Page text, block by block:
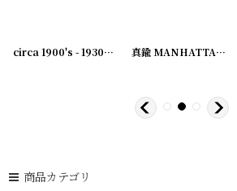
12] circa 1900's - 1930's Advertising Clip BELNAP... 真鍮 MANHATTAN アンティーククリップ
商品カテゴリ